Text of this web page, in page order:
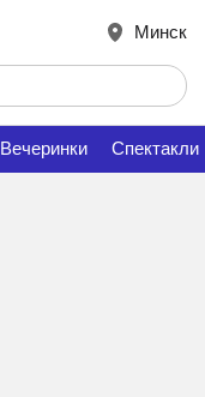
Минск
Вечеринки Спектакли